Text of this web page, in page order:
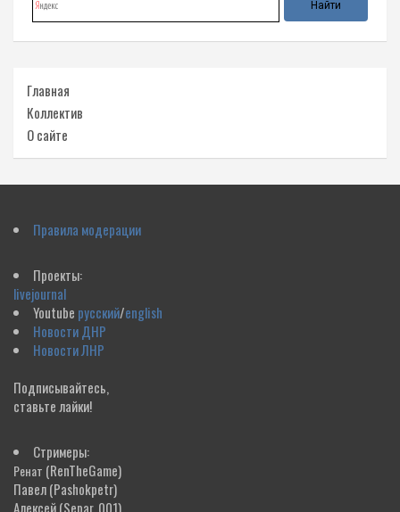
Главная
Коллектив
О сайте
Правила модерации
Проекты:
livejournal
Youtube русский/english
Новости ДНР
Новости ЛНР
Подписывайтесь,
ставьте лайки!
Стримеры:
Ренат (RenTheGame)
Павел(Pashokpetr)
Алексей(Separ_001)